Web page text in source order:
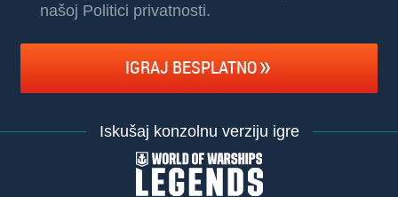
našoj Politici privatnosti.
IGRAJ BESPLATNO
Iskušaj konzolnu verziju igre